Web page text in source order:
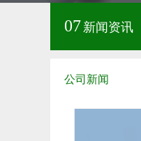
07新闻资讯
公司新闻